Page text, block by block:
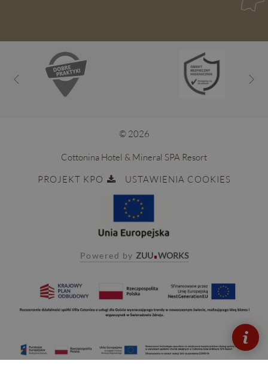
© 2026
Cottonina Hotel & Mineral SPA Resort
PROJEKT KPO
USTAWIENIA COOKIES
Powered by ZUU WORKS